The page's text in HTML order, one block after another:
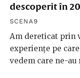
descoperit în
SCENA9
Am dereticat prin
experiențe pe
vedem care ne-au